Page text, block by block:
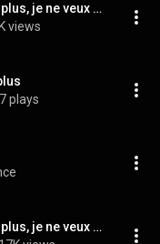
Pascal Obispo - Je ne sais plus, je ne veux plus - Folie Passagère 16/03/2016
views
plays
Pascal Obispo - Je ne sais plus, je ne veux plus - Fête de la musique 2016